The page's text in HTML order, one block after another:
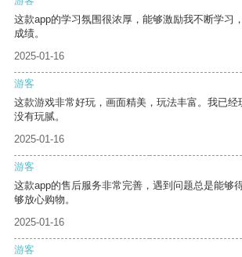
这款app的学习氛围很浓厚，能够激励我不断学习
成绩。
2025-01-16
游客
这款游戏非常好玩，画面精美，玩法丰富。我已经
没有玩腻。
2025-01-16
游客
这款app的售后服务非常完善，遇到问题总是能够
够放心购物。
2025-01-16
游客